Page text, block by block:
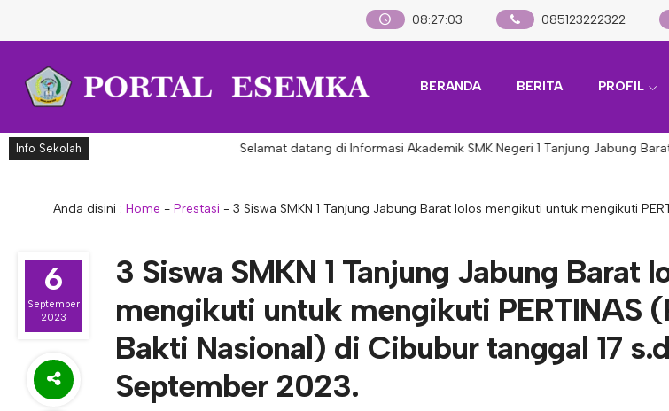
08:27:04 085123222322
BERANDA BERITA PROFIL
Info Sekolah Selamat datang di Informasi Akademik SMK Negeri 1 Tanjung Jabung Barat
Anda disini : Home - Prestasi - 3 Siswa SMKN 1 Tanjung Jabung Barat lolos mengikuti untuk mengikuti
6
September
2023
3 Siswa SMKN 1 Tanjung Jabung Barat
mengikuti untuk mengikuti PERTINAS
Bakti Nasional) di Cibubur tanggal 17
September 2023.